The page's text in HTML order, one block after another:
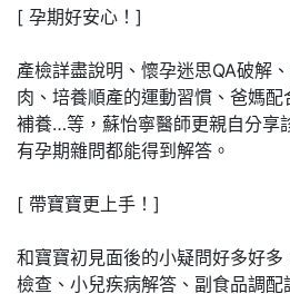
[ 孕期好安心！]
產檢詳盡說明、懷孕迷思QA破解
肉、培養順產的運動習慣、爸媽
補養…等，蘇怡寧醫師更親自分享
有孕期雜問都能得到解答。
[ 帶寶寶更上手！]
和寶寶初見面後的小疑問好多好
檢查、小兒疾病解答、副食品調